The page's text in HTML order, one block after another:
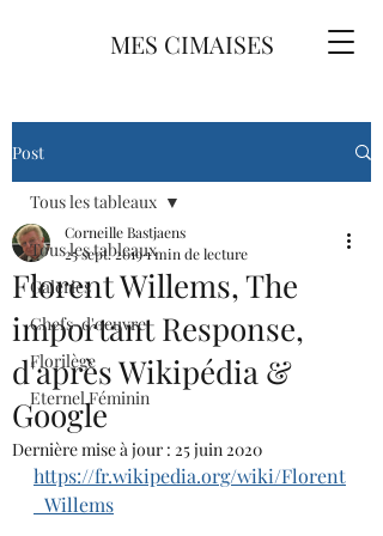
MES CIMAISES
Post
Tous les tableaux
Galeries
Chefs-d'oeuvre
Florilège
Eternel Féminin
Tous les tableaux
Florent Willems, The
important Response,
d'après Wikipédia &
Google
Corneille Bastjaens
25 sept. 20191 min de lecture
Dernière mise à jour : 25 juin 2020
https://fr.wikipedia.org/wiki/Florent
_Willems